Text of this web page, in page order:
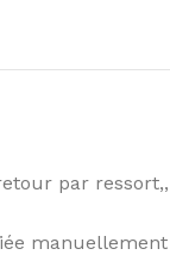
par ressort,,
manuellement